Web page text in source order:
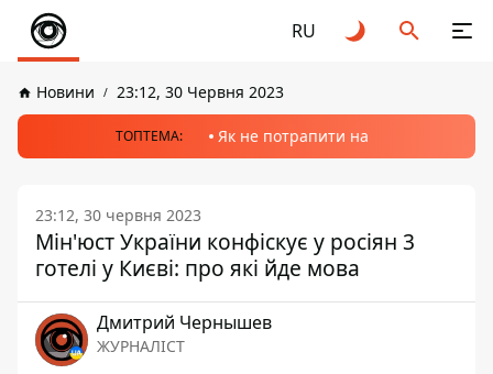
RU
Новини 23:12, 30 Червня 2023
ТОПТЕМА: Як не потрапити на
23:12, 30 червня 2023
Мін'юст України конфіскує у росіян 3
готелі у Києві: про які йде мова
Дмитрий Чернышев
ЖУРНАЛІСТ